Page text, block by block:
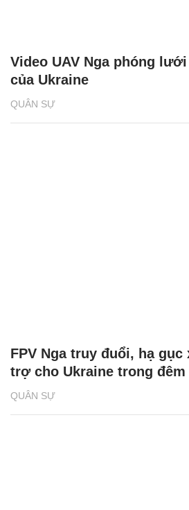
QUÂN SỰ
Video UAV Nga phóng
của Ukraine
QUÂN SỰ
FPV Nga truy đuổi, hạ gục
trợ cho Ukraine trong đêm